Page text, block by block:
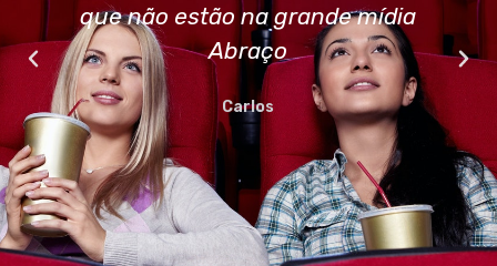
que não estão na grande mídia
Abraço
Carlos